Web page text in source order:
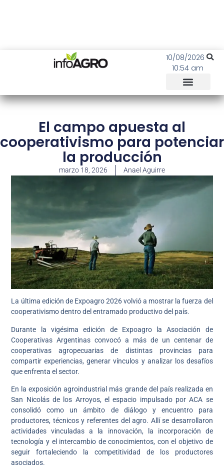
10/08/2026
10:54 am
El campo apuesta al
cooperativismo para potenciar
la producción
marzo 18, 2026 Anael Aguirre
La última edición de Expoagro 2026 volvió a mostrar la fuerza del
cooperativismo dentro del entramado productivo del país.
Durante la vigésima edición de Expoagro la Asociación de
Cooperativas Argentinas convocó a más de un centenar de
cooperativas agropecuarias de distintas provincias para
compartir experiencias, generar vínculos y analizar los desafíos
que enfrenta el sector.
En la exposición agroindustrial más grande del país realizada en
San Nicolás de los Arroyos, el espacio impulsado por ACA se
consolidó como un ámbito de diálogo y encuentro para
productores, técnicos y referentes del agro. Allí se desarrollaron
actividades vinculadas a la innovación, la incorporación de
tecnología y el intercambio de conocimientos, con el objetivo de
seguir fortaleciendo la competitividad de los productores
asociados.